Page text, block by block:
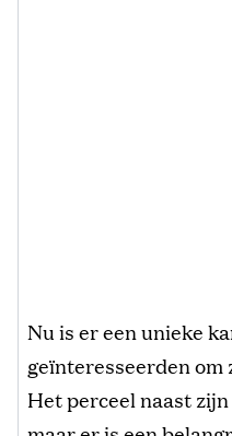
Nu is er een unieke
geïnteresseerden
Het perceel naast